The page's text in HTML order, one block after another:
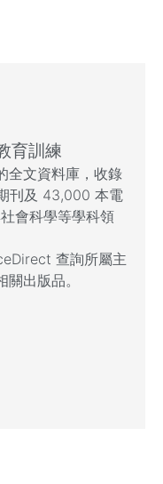
育訓練
全文資料庫，收錄
刊及 43,000 本電
會科學等學科領
查詢所屬主
出版品。